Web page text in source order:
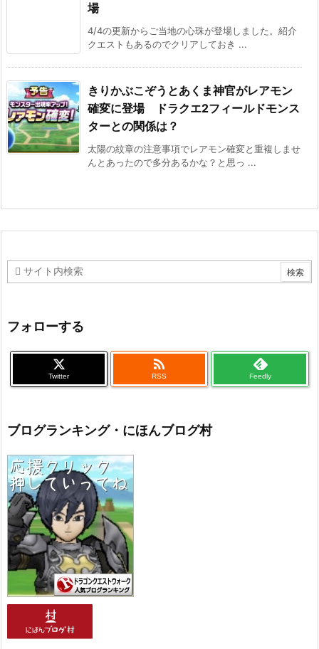
場
4/4の更新からご当地の心珠が登場しました。紹介
クエストもあるのでクリアしておき ...
きりかぶこぞうとあくま神官がレアモン
確変に登場 ドラクエ2フィールドモンス
ターとの関係は？
太陽の紋章の注意事項でレアモン確変と重複しませ
んとあったので多分あるかな？と思っ ...
フォローする
Twitter

RSS Feedly
ブログランキング・にほんブログ村